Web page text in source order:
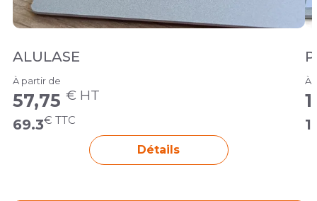
ALULASE
À partir de
57,75 € HT
69.3€ TTC
Détails
À